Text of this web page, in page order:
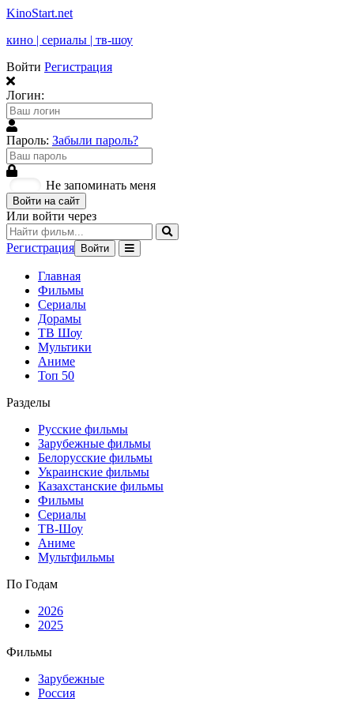
KinoStart.net
кино | сериалы | тв-шоу
Войти Регистрация
Логин:
Пароль: Забыли пароль?
Не запоминать меня
Войти на сайт
Или войти через
Регистрация Войти
Главная
Фильмы
Сериалы
Дорамы
ТВ Шоу
Мультики
Аниме
Топ 50
Разделы
Русские фильмы
Зарубежные фильмы
Белорусские фильмы
Украинские фильмы
Казахстанские фильмы
Фильмы
Сериалы
ТВ-Шоу
Аниме
Мультфильмы
По Годам
2026
2025
Фильмы
Зарубежные
Россия